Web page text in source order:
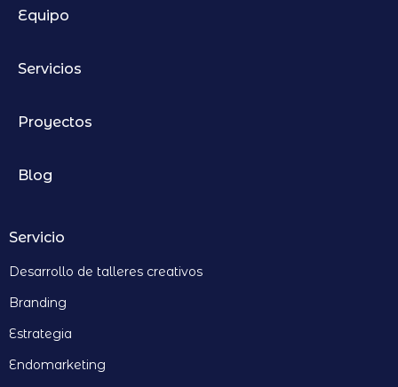
Equipo
Servicios
Proyectos
Blog
Servicio
Desarrollo de talleres creativos
Branding
Estrategia
Endomarketing